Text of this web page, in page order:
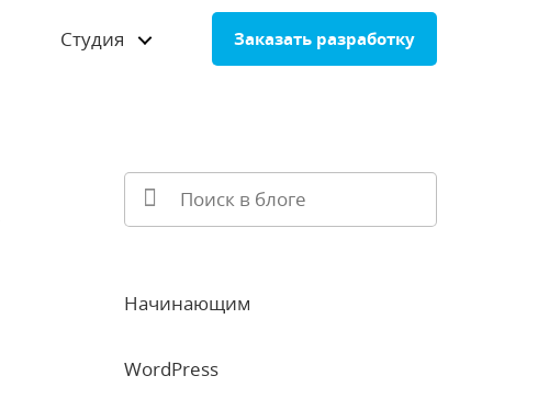
Студия Заказать разработку
Начинающим
WordPress